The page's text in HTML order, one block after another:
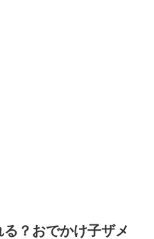
？おでかけ子ザメ